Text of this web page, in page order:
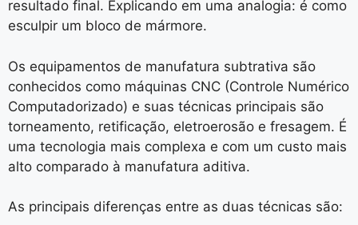
resultado final. Explicando em uma analogia: é como
esculpir um bloco de mármore.
Os equipamentos de manufatura subtrativa são
conhecidos como máquinas CNC (Controle Numérico
Computadorizado) e suas técnicas principais são
torneamento, retificação, eletroerosão e fresagem. É
uma tecnologia mais complexa e com um custo mais
alto comparado à manufatura aditiva.
As principais diferenças entre as duas técnicas são: